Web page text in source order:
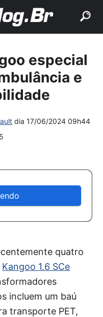
especial
e
dia17/06/2024 09h44
quatro
Kangoo 1.6 SCe
incluem um baú
transporte PET,